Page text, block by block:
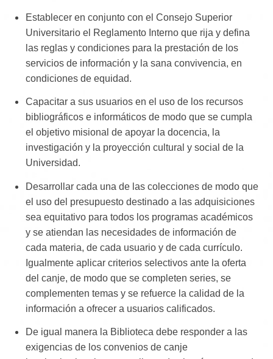
Establecer en conjunto con el Consejo Superior
Universitario el Reglamento Interno que rija y defina
las reglas y condiciones para la prestación de los
servicios de información y la sana convivencia, en
condiciones de equidad.
Capacitar a sus usuarios en el uso de los recursos
bibliográficos e informáticos de modo que se cumpla
el objetivo misional de apoyar la docencia, la
investigación y la proyección cultural y social de la
Universidad.
Desarrollar cada una de las colecciones de modo que
el uso del presupuesto destinado a las adquisiciones
sea equitativo para todos los programas académicos
y se atiendan las necesidades de información de
cada materia, de cada usuario y de cada currículo.
Igualmente aplicar criterios selectivos ante la oferta
del canje, de modo que se completen series, se
complementen temas y se refuerce la calidad de la
información a ofrecer a usuarios calificados.
De igual manera la Biblioteca debe responder a las
exigencias de los convenios de canje